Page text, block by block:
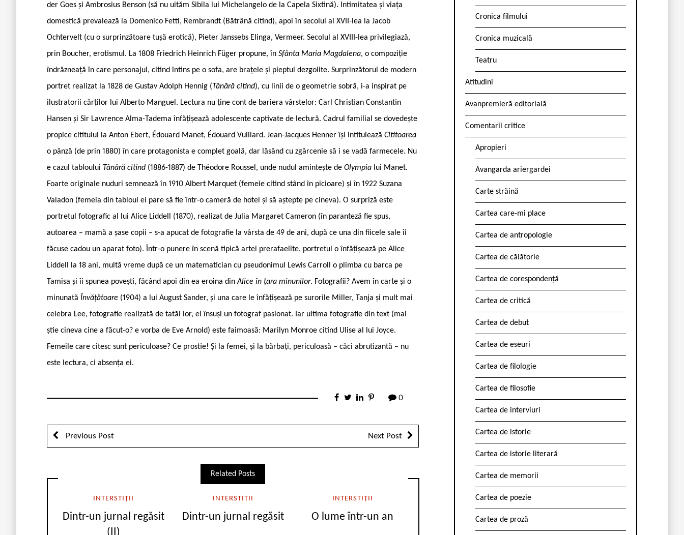
der Goes și Ambrosius Benson (să nu uităm Sibila lui Michelangelo de la Capela Sixtină). Intimitatea și viața
domestică prevalează la Domenico Fetti, Rembrandt (Bătrână citind), apoi în secolul al XVII-lea la Jacob
Ochtervelt (cu o surprinzătoare tușă erotică), Pieter Janssebs Elinga, Vermeer. Secolul al XVIII-lea privilegiază,
prin Boucher, erotismul. La 1808 Friedrich Heinrich Füger propune, în Sfânta Maria Magdalena, o compoziție
îndrăzneață în care personajul, citind întins pe o sofa, are brațele și pieptul dezgolite. Surprinzătorul de modern
portret realizat la 1828 de Gustav Adolph Hennig (Tânără citind), cu linii de o geometrie sobră, i-a inspirat pe
ilustratorii cărților lui Alberto Manguel. Lectura nu ține cont de bariera vârstelor: Carl Christian Constantin
Hansen și Sir Lawrence Alma-Tadema înfățișează adolescente captivate de lectură. Cadrul familial se dovedește
propice cititului la Anton Ebert, Édouard Manet, Édouard Vuillard. Jean-Jacques Henner își intitulează Cititoarea
o pânză (de prin 1880) în care protagonista e complet goală, dar lăsând cu zgârcenie să i se vadă farmecele. Nu
e cazul tabloului Tânără citind (1886-1887) de Théodore Roussel, unde nudul amintește de Olympia lui Manet.
Foarte originale nuduri semnează în 1910 Albert Marquet (femeie citind stând în picioare) și în 1922 Suzana
Valadon (femeia din tabloul ei pare să fie într-o cameră de hotel și să aștepte pe cineva). O surpriză este
portretul fotografic al lui Alice Liddell (1870), realizat de Julia Margaret Cameron (în paranteză fie spus,
autoarea – mamă a șase copii – s-a apucat de fotografie la vârsta de 49 de ani, după ce una din fiicele sale îi
făcuse cadou un aparat foto). Într-o punere în scenă tipică artei prerafaelite, portretul o înfățișează pe Alice
Liddell la 18 ani, multă vreme după ce un matematician cu pseudonimul Lewis Carroll o plimba cu barca pe
Tamisa și îi spunea povești, făcând apoi din ea eroina dinAlice în țara minunilor. Fotografii? Avem în carte și o
minunată Învățătoare (1904) a lui August Sander, și una care le înfățișează pe surorile Miller, Tanja și mult mai
celebra Lee, fotografie realizată de tatăl lor, el însuși un fotograf pasionat. Iar ultima fotografie din text (mai
știe cineva cine a făcut-o? e vorba de Eve Arnold) este faimoasă: Marilyn Monroe citind Ulise al lui Joyce.
Femeile care citesc sunt periculoase? Ce prostie! Și la femei, și la bărbați, periculoasă – căci abrutizantă – nu
este lectura, ci absența ei.
0
Previous Post Next Post
Related Posts
INTERSTIȚII
Dintr-un jurnal regăsit
(II)
INTERSTIȚII
Dintr-un jurnal regăsit
INTERSTIȚII
O lume într-un an
Cronica filmului
Cronica muzicală
Teatru
Atitudini
Avanpremieră editorială
Comentarii critice
Apropieri
Avangarda ariergardei
Carte străină
Cartea care-mi place
Cartea de antropologie
Cartea de călătorie
Cartea de corespondență
Cartea de critică
Cartea de debut
Cartea de eseuri
Cartea de filologie
Cartea de filosofie
Cartea de interviuri
Cartea de istorie
Cartea de istorie literară
Cartea de memorii
Cartea de poezie
Cartea de proză